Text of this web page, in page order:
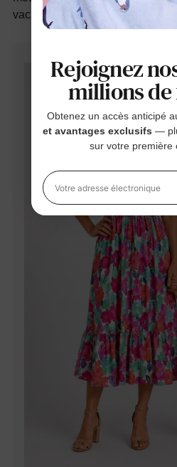
vacances à la plage ou les fêtes
Rejoignez
millions
Obtenez un accès anticipé
et avantages exclusifs —
sur votre première
Votre adresse
En vous inscrivant, vous